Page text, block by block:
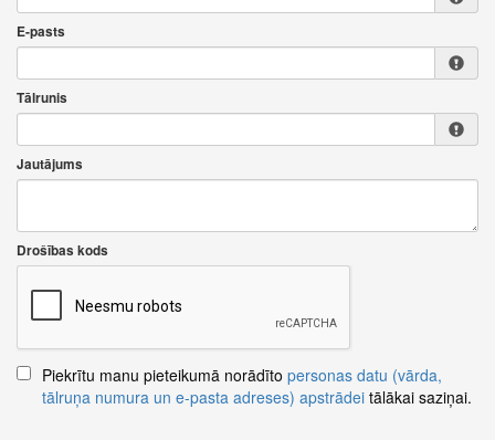
E-pasts
Tālrunis
Jautājums
Drošības kods
Piekrītu manu pieteikumā norādīto personas datu (vārda,
tālruņa numura un e-pasta adreses) apstrādei tālākai saziņai.